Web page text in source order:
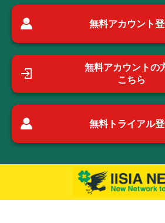
無料アカウント
無料アカウントの
こちら
無料トライアル